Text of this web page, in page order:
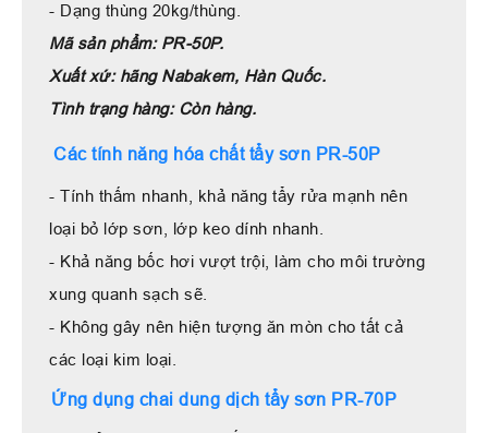
- Dạng thùng 20kg/thùng.
Mã sản phẩm: PR-50P.
Xuất xứ: hãng Nabakem, Hàn Quốc.
Tình trạng hàng: Còn hàng.
Các tính năng hóa chất tẩy sơn PR-50P
- Tính thấm nhanh, khả năng tẩy rửa mạnh nên
loại bỏ lớp sơn, lớp keo dính nhanh.
- Khả năng bốc hơi vượt trội, làm cho môi trường
xung quanh sạch sẽ.
- Không gây nên hiện tượng ăn mòn cho tất cả
các loại kim loại.
Ứng dụng chai dung dịch tẩy sơn PR-70P